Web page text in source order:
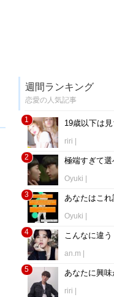
週間ランキング
恋愛の人気記事
1
riri
2
Oyuki
3
Oyuki
4
an.m
5
riri